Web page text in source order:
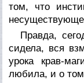
том, что
Правда,
сидела, вся
урока крав-
любила, и о